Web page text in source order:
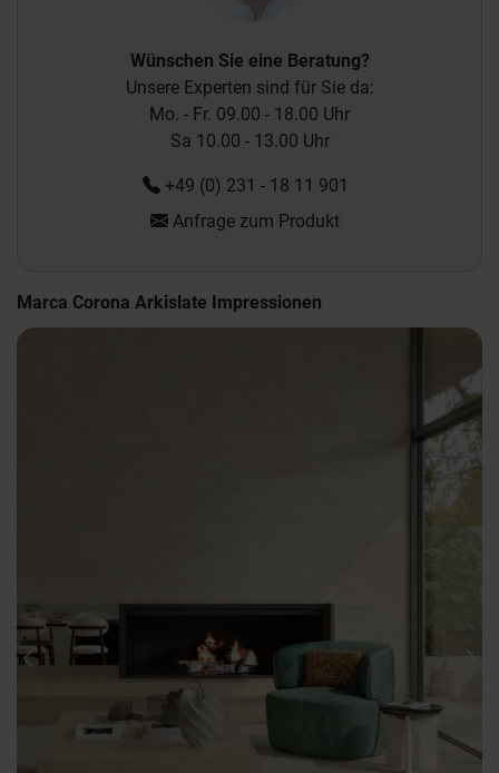
Wünschen Sie eine Beratung?
Unsere Experten sind für Sie da:
Mo. - Fr. 09.00 - 18.00 Uhr
Sa 10.00 - 13.00 Uhr
+49 (0) 231 - 18 11 901
Anfrage zum Produkt
Marca Corona Arkislate Impressionen
Previous